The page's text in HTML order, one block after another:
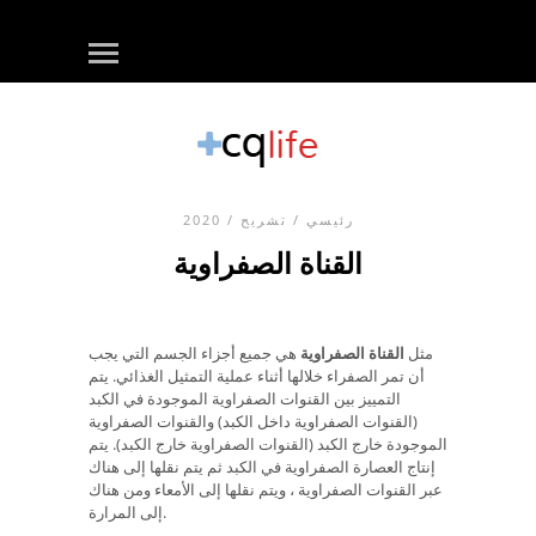
رئيسي / تشريح / 2020
القناة الصفراوية
مثل القناة الصفراوية هي جميع أجزاء الجسم التي يجب
أن تمر الصفراء خلالها أثناء عملية التمثيل الغذائي. يتم
التمييز بين القنوات الصفراوية الموجودة في الكبد
(القنوات الصفراوية داخل الكبد) والقنوات الصفراوية
الموجودة خارج الكبد (القنوات الصفراوية خارج الكبد). يتم
إنتاج العصارة الصفراوية في الكبد ثم يتم نقلها إلى هناك
عبر القنوات الصفراوية ، ويتم نقلها إلى الأمعاء ومن هناك
إلى المرارة.